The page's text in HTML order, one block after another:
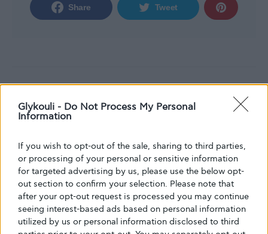
Glykouli - Do Not Process My Personal
Information
If you wish to opt-out of the sale, sharing to third parties,
or processing of your personal or sensitive information
for targeted advertising by us, please use the below opt-
out section to confirm your selection. Please note that
after your opt-out request is processed you may continue
seeing interest-based ads based on personal information
utilized by us or personal information disclosed to third
Share Tweet
Κείμενο
Glykouli